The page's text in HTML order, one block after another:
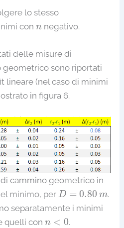
lo stesso
conn
n negativo.
delle misure di
sono riportati
lineare (nel caso di minimi
in figura 6.
cammino geometrico in
minimo, perD = 0.80 m
D= 0.80m
.
separatamente i minimi
quelli con n < 0
n <0 .